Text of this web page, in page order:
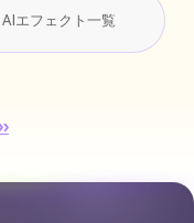
AIエフェクト一覧